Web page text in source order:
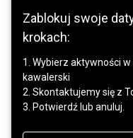
Zablokuj swoje
krokach:
1. Wybierz aktywności
kawalerski
2. Skontaktujemy się z
3. Potwierdź lub anuluj.